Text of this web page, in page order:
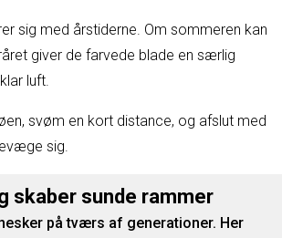
sig med årstiderne. Om sommeren kan
giver de farvede blade en særlig
luft.
svøm en kort distance, og afslut med
sig.
skaber sunde rammer
på tværs af generationer. Her